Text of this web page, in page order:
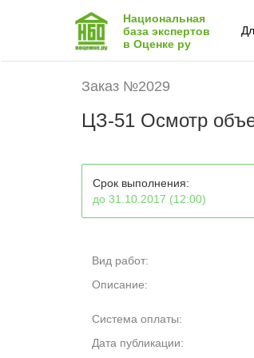
Национальная
база экспертов
в Оценке ру
Заказ №2029
ЦЗ-51 Осмотр
Срок выполнения:
до 31.10.2017 (12:00)
Вид работ:
Описание:
Система оплаты:
Дата публикации: